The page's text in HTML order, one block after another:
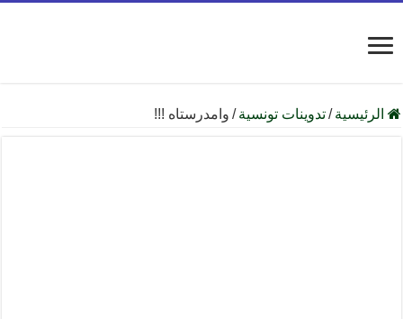
الرئيسية /تدوينات تونسية / وامدرستاه !!!